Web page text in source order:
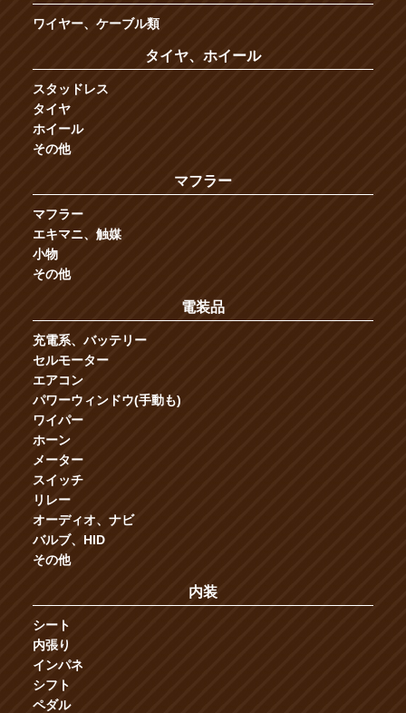
ワイヤー、ケーブル類
タイヤ、ホイール
スタッドレス
タイヤ
ホイール
その他
マフラー
マフラー
エキマニ、触媒
小物
その他
電装品
充電系、バッテリー
セルモーター
エアコン
パワーウィンドウ(手動も)
ワイパー
ホーン
メーター
スイッチ
リレー
オーディオ、ナビ
バルブ、HID
その他
内装
シート
内張り
インパネ
シフト
ペダル